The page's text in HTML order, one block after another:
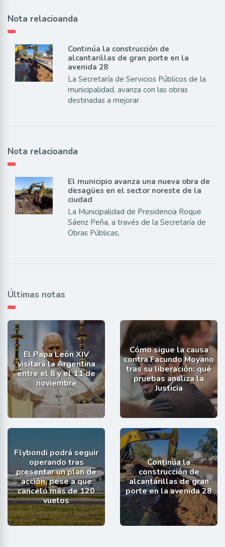
Nota relacioanda
Continúa la construcción de
alcantarillas de gran porte en la
avenida 28
La Secretaría de Servicios Públicos de la
municipalidad, avanza con las obras
destinadas a mejorar
Nota relacioanda
El municipio avanza una nueva obra de
desagües en el sector noreste de la
ciudad
La Municipalidad de Presidencia Roque
Sáenz Peña, a través de la Secretaría de
Obras Públicas,
Últimas notas
El Papa León XIV
visitará la Argentina
entre el 8 y el 11 de
noviembre
Cómo sigue la causa
contra Facundo Moyano
tras su liberación: qué
pruebas analiza la
Justicia
Flybondi podrá seguir
operando tras
presentar un plan de
acción, pese a que
canceló más de 120
vuelos
Continúa la
construcción de
alcantarillas de gran
porte en la avenida 28